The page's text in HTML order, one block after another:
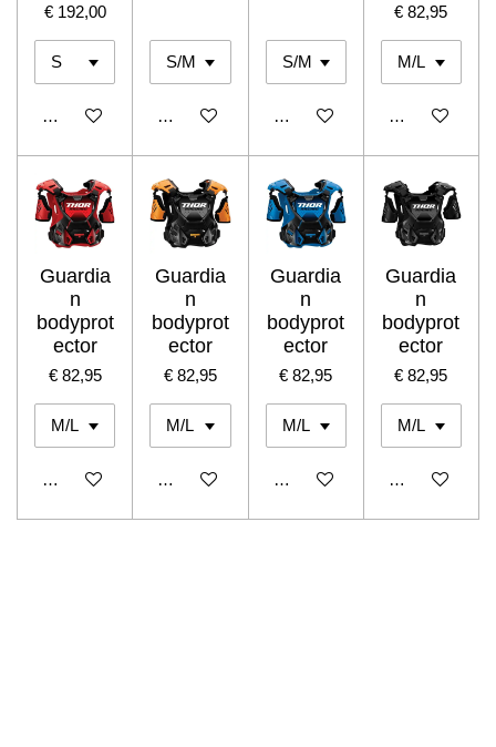
€ 192,00
In winkelwagen In winkelwagen In winkelwagen
€ 82,95
In
Guardia
n
bodyprot
ector
€ 82,95
In winkelwagen
Guardia
n
bodyprot
ector
€ 82,95
In winkelwagen
Guardia
n
bodyprot
ector
€ 82,95
In winkelwagen
Guardia
n
bodyprot
ector
€ 82,95
In